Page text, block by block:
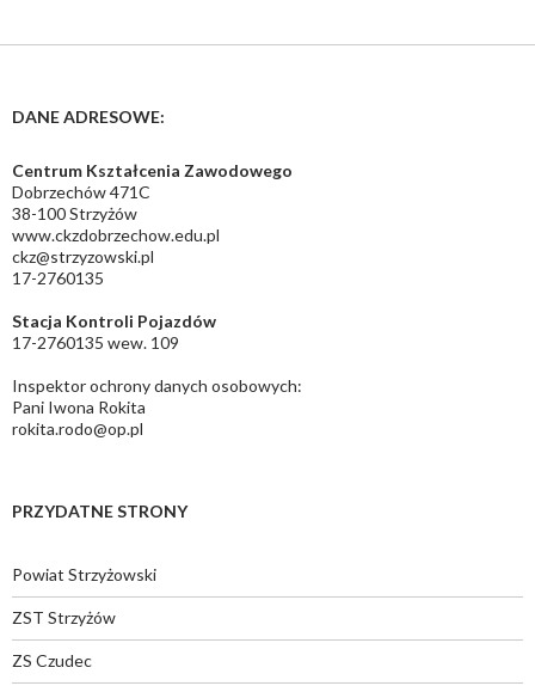
DANE ADRESOWE:
Centrum Kształcenia Zawodowego
Dobrzechów 471C
38-100 Strzyżów
www.ckzdobrzechow.edu.pl
ckz@strzyzowski.pl
17-2760135
Stacja Kontroli Pojazdów
17-2760135 wew. 109
Inspektor ochrony danych osobowych:
Pani Iwona Rokita
rokita.rodo@op.pl
PRZYDATNE STRONY
Powiat Strzyżowski
ZST Strzyżów
ZS Czudec